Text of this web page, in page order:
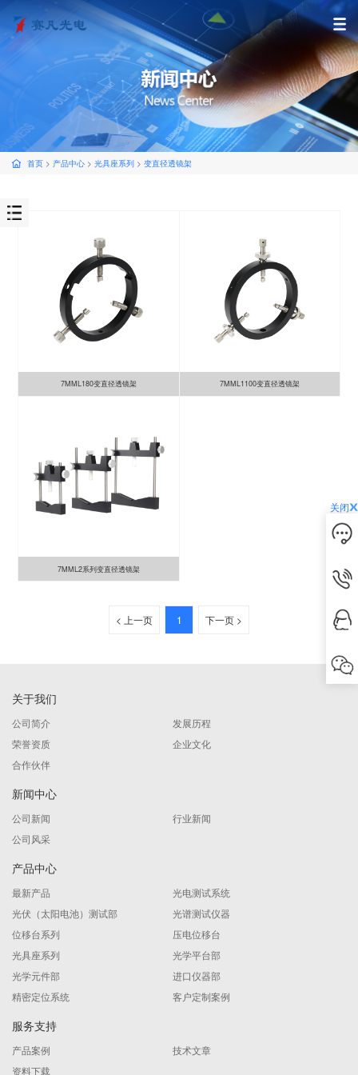
首页 > 产品中心 > 光具座系列 > 变直径透镜架
7MML180变直径透镜架 7MML1100变直径透镜架
7MML2系列变直径透镜架
< 上一页 1 下一页 >
关于我们
公司简介
发展历程
荣誉资质
企业文化
合作伙伴
新闻中心
公司新闻
行业新闻
公司风采
产品中心
最新产品
光电测试系统
光伏（太阳电池）测试部
光谱测试仪器
位移台系列
压电位移台
光具座系列
光学平台部
光学元件部
进口仪器部
精密定位系统
客户定制案例
服务支持
产品案例
技术文章
资料下载
关闭